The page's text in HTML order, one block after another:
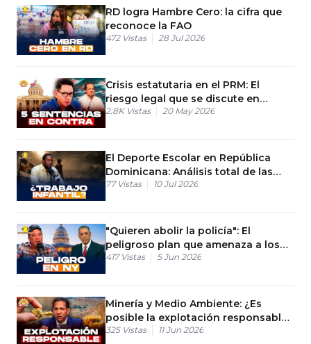
RD logra Hambre Cero: la cifra que
reconoce la FAO
472 Vistas 28 Jul 2026
Crisis estatutaria en el PRM: El
riesgo legal que se discute en
Palacio
2.8K Vistas 20 May 2026
El Deporte Escolar en República
Dominicana: Análisis total de las
políticas públicas
77 Vistas 10 Jul 2026
"Quieren abolir la policía": El
peligroso plan que amenaza a los
dominicanos en Nueva York
417 Vistas 5 Jun 2026
Minería y Medio Ambiente: ¿Es
posible la explotación responsable
en RD?
325 Vistas 11 Jun 2026